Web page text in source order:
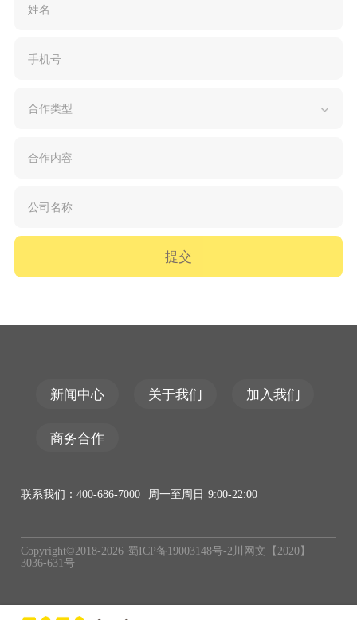
提交
新闻中心 关于我们 加入我们
商务合作
联系我们：400-686-7000 周一至周日 9:00-22:00
Copyright©2018-2026 蜀ICP备19003148号-2川网文【2020】
3036-631号